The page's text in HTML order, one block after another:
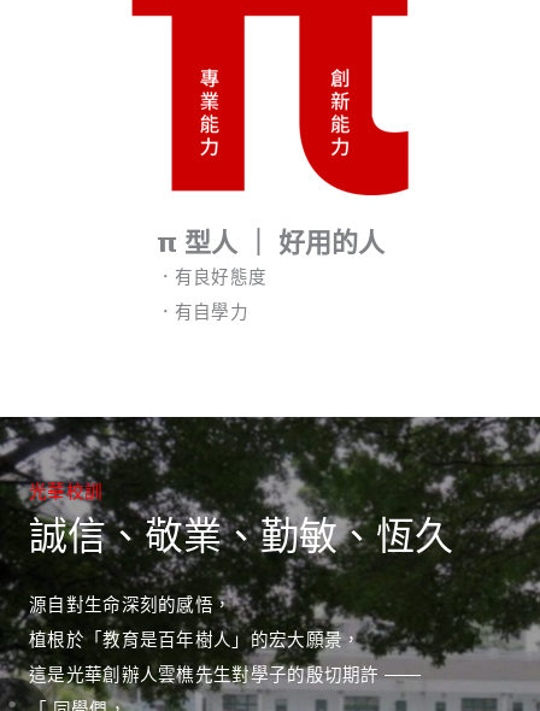
𝝿 型人 ｜ 好用的人
．有良好態度
．有自學力
光華校訓
誠信、敬業、勤敏、恆久
源自對生命深刻的感悟，
植根於「教育是百年樹人」的宏大願景，
這是光華創辦人雲樵先生對學子的殷切期許 ——